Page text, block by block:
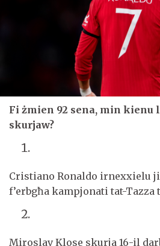
Fi żmien 92 sena, min
skurjaw?
Cristiano Ronaldo irnexxielu
f’erbgħa kampjonati tat-Tazza
Miroslav Klose skurja 16-il